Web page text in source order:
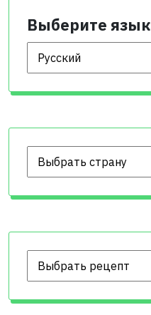
Выберите язык
Выберите язык